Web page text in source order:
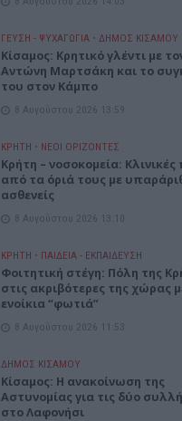
ΓΕΎΣΗ - ΨΥΧΑΓΩΓΊΑ • ΔΉΜΟΣ ΚΙΣΆΜΟΥ
Kίσαμος: Κρητικό γλέντι με
Αντώνη Μαρτσάκη και το
του στον Κάμπο
8 Αυγούστου 2026 13:59
ΚΡΗΤΗ • ΝΕΟΙ ΟΡΙΖΟΝΤΕΣ
Κρήτη – νοσοκομεία:
από τα όριά τους με
ασθενείς
8 Αυγούστου 2026 13:10
ΚΡΗΤΗ • ΠΑΙΔΕΙΑ - ΕΚΠΑΙΔΕΥΣΗ
Φοιτητική στέγη: Πόλη της
στις ακριβότερες της χώρας
ενοίκια “φωτιά”
8 Αυγούστου 2026 11:53
ΔΉΜΟΣ ΚΙΣΆΜΟΥ
Κίσαμος: Η ανακοίνωση της
Αστυνομίας για τις δύο
στο Λαφονήσι